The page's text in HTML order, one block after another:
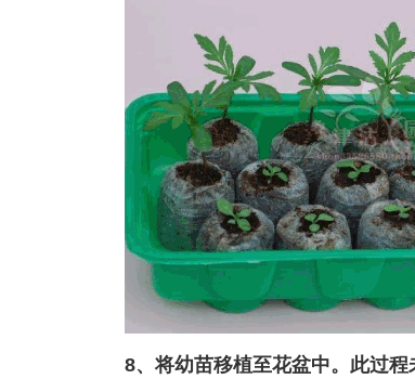
8、将幼苗移植至花盆中。此过